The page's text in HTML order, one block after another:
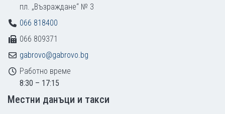
пл. „Възраждане“ № 3
066 818400
066 809371
gabrovo@gabrovo.bg
Работно време
8:30 – 17:15
Местни данъци и такси